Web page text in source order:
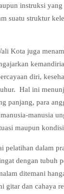
instruksi yang
suatu struktur
Kota juga
diri,
Hal ini
panjang, para
manusia
maupun
pelatihan dalam
dengan tubuh
ditemani
gitar dan cahaya